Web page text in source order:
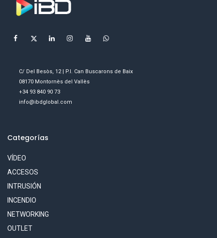
C/ Del Besòs, 12 | P.I. Can Buscarons de Baix
08170 Montornès del Vallès
+34 93 840 90 73
info@ibdglobal.com
Categorías
VÍDEO
ACCESOS
INTRUSIÓN
INCENDIO
NETWORKING
OUTLET